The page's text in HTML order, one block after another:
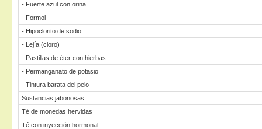
- Fuerte azul con orina
- Formol
- Hipoclorito de sodio
- Lejía (cloro)
- Pastillas de éter con hierbas
- Permanganato de potasio
- Tintura barata del pelo
Sustancias jabonosas
Té de monedas hervidas
Té con inyección hormonal